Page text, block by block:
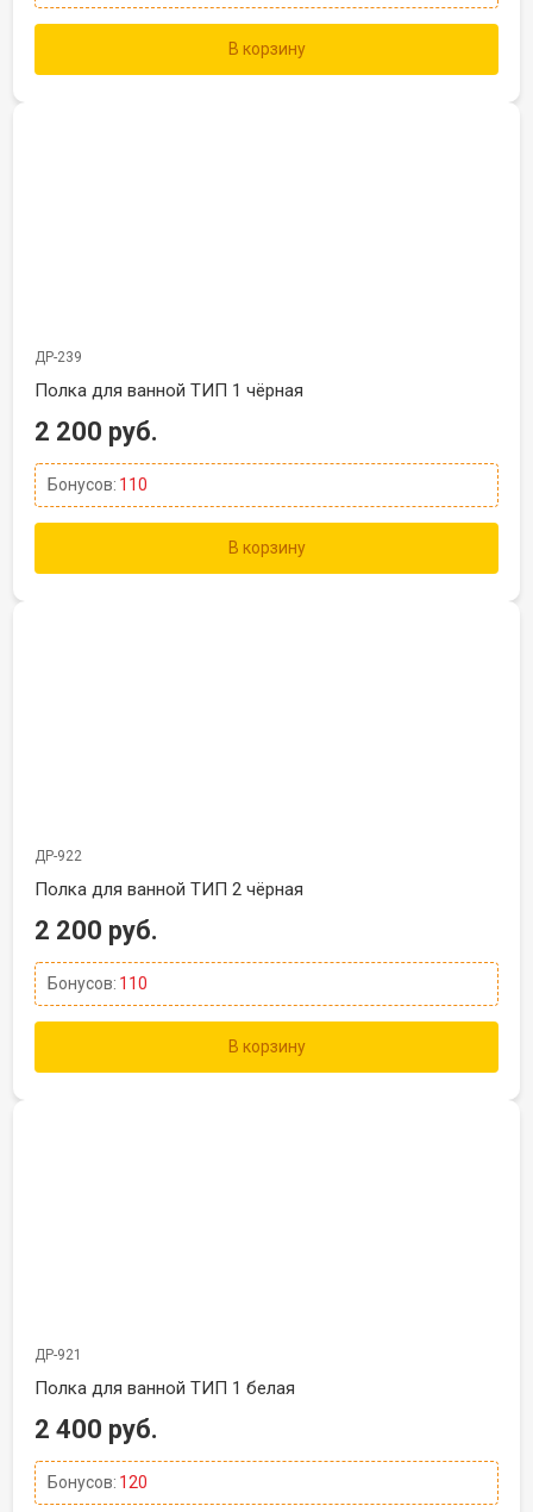
В корзину
ДР-239
Полка для ванной ТИП 1 чёрная
2 200 руб.
Бонусов: 110
В корзину
ДР-922
Полка для ванной ТИП 2 чёрная
2 200 руб.
Бонусов: 110
В корзину
ДР-921
Полка для ванной ТИП 1 белая
2 400 руб.
Бонусов: 120